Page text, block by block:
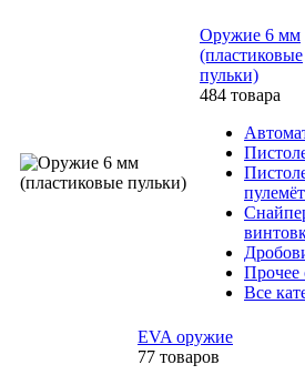
Оружие 6 мм
(пластиковые
пульки)
484 товара
Прочее
Все
EVA оружие
77 товаров